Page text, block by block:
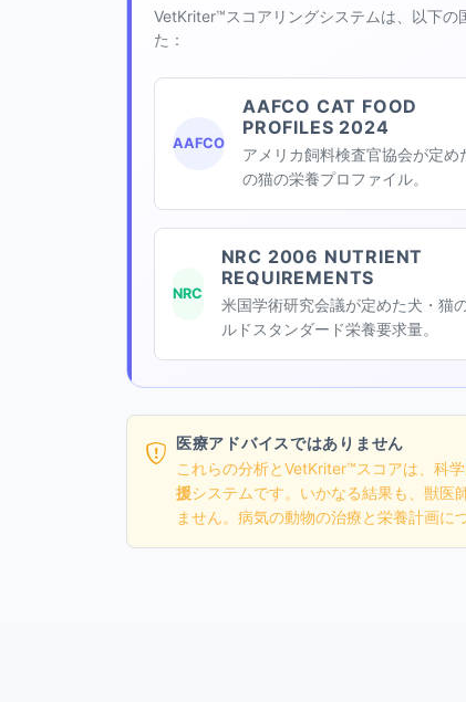
VetKriter™スコアリングシステムは、以下の
た：
AAFCO
AAFCO CAT FOOD
PROFILES 2024
アメリカ飼料検査官協会が定め
の猫の栄養プロファイル。
NRC
NRC 2006 NUTRIENT
REQUIREMENTS
米国学術研究会議が定めた犬・猫
ルドスタンダード栄養要求量。
医療アドバイスではありません
これらの分析とVetKriter™スコアは、科
援システムです。いかなる結果も、獣医
ません。病気の動物の治療と栄養計画に